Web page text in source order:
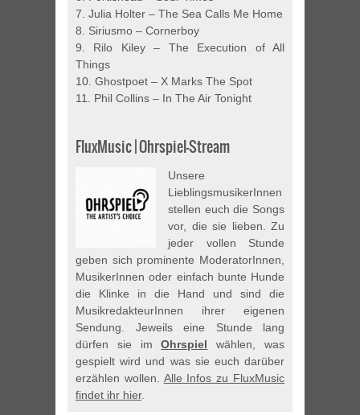
7. Julia Holter – The Sea Calls Me Home
8. Siriusmo – Cornerboy
9. Rilo Kiley – The Execution of All
Things
10. Ghostpoet – X Marks The Spot
11. Phil Collins – In The Air Tonight
FluxMusic | Ohrspiel-Stream
Unsere
LieblingsmusikerInnen
stellen euch die Songs
vor, die sie lieben. Zu
jeder vollen Stunde
geben sich prominente ModeratorInnen,
MusikerInnen oder einfach bunte Hunde
die Klinke in die Hand und sind die
MusikredakteurInnen ihrer eigenen
Sendung. Jeweils eine Stunde lang
dürfen sie imOhrspiel wählen, was
gespielt wird und was sie euch darüber
erzählen wollen. Alle Infos zu FluxMusic
findet ihr hier.